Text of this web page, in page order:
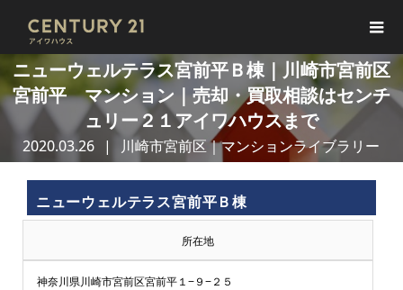
ニューウェルテラス宮前平Ｂ棟｜川崎市宮前区
宮前平 マンション｜売却・買取相談はセンチ
ュリー２１アイワハウスまで
2020.03.26 川崎市宮前区｜マンションライブラリー
ニューウェルテラス宮前平Ｂ棟
所在地
神奈川県川崎市宮前区宮前平１−９−２５